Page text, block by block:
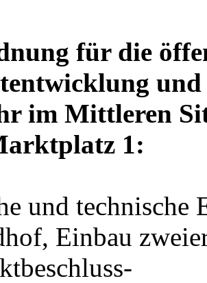
für die
und
im Mittleren
1:
und technische
Einbau